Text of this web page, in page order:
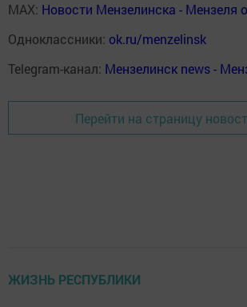
MAX: Новости Мензелинска - Мензеля
Одноклассники: ok.ru/menzelinsk
Telegram-канал: Мензелинск news -
Перейти на страницу
ЖИЗНЬ РЕСПУБЛИКИ